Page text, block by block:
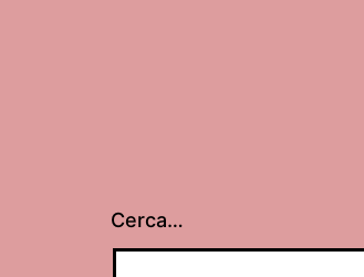
Cerca…